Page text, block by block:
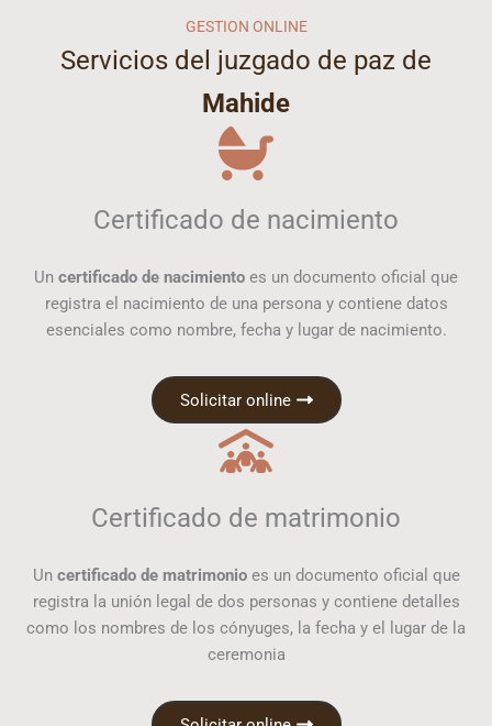
GESTION ONLINE
Servicios del juzgado de paz de
Mahide
Certificado de nacimiento
Un certificado de nacimiento es un documento oficial que
registra el nacimiento de una persona y contiene datos
esenciales como nombre, fecha y lugar de nacimiento.
Solicitar online
Certificado de matrimonio
Un certificado de matrimonioes un documento oficial que
registra la unión legal de dos personas y contiene detalles
como los nombres de los cónyuges, la fecha y el lugar de la
ceremonia